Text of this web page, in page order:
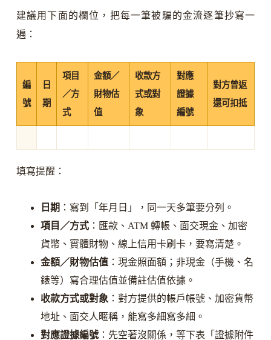
建議用下面的欄位，把每一筆被騙的金流逐筆抄寫一
遍：
編
號
日
期
項目
／方
式
金額／
財物估
值
收款方
式或對
象
對應
證據
編號
對方曾返
還可扣抵
填寫提醒：
日期 ：寫到「年月日」，同一天多筆要分列。
項目／方式：匯款、ATM 轉帳、面交現金、加密
貨幣、實體財物、線上信用卡刷卡，要寫清楚。
金額／財物估值：現金照面額；非現金（手機、名
錶等）寫合理估值並備註估值依據。
收款方式或對象 ：對方提供的帳戶帳號、加密貨幣
地址、面交人暱稱，能寫多細寫多細。
對應證據編號：先空著沒關係，等下表「證據附件